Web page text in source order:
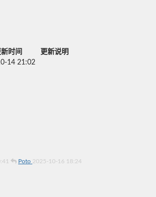
新时间
更新说明
14 21:02
Poto 2025-10-16 18:24